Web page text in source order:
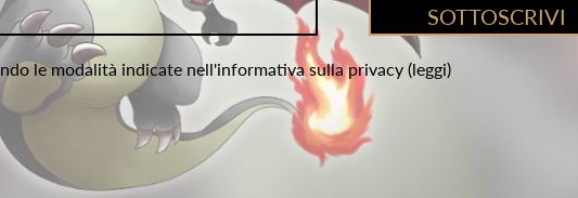
le modalità indicate nell'informativa sulla privacy (leggi)